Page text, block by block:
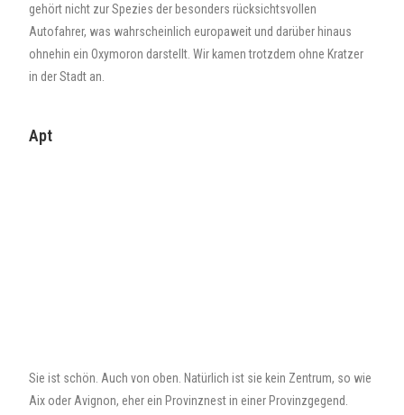
gehört nicht zur Spezies der besonders rücksichtsvollen
Autofahrer, was wahrscheinlich europaweit und darüber hinaus
ohnehin ein Oxymoron darstellt. Wir kamen trotzdem ohne Kratzer
in der Stadt an.
Apt
Sie ist schön. Auch von oben. Natürlich ist sie kein Zentrum, so wie
Aix oder Avignon, eher ein Provinznest in einer Provinzgegend.